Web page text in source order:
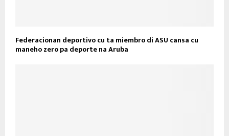
Federacionan deportivo cu ta miembro di ASU cansa cu
maneho zero pa deporte na Aruba